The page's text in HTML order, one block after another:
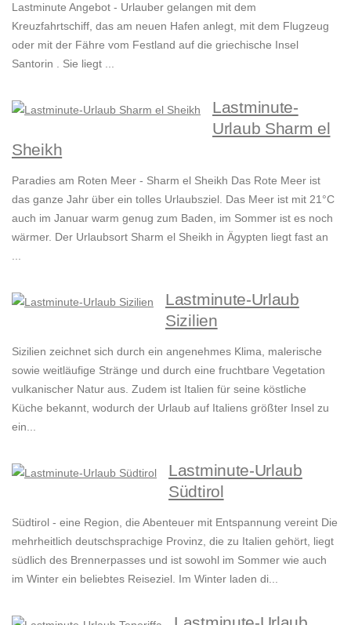
Lastminute Angebot - Urlauber gelangen mit dem
Kreuzfahrtschiff, das am neuen Hafen anlegt, mit dem Flugzeug
oder mit der Fähre vom Festland auf die griechische Insel
Santorin . Sie liegt ...
Lastminute-
Urlaub Sharm el
Sheikh
Paradies am Roten Meer - Sharm el Sheikh Das Rote Meer ist
das ganze Jahr über ein tolles Urlaubsziel. Das Meer ist mit 21°C
auch im Januar warm genug zum Baden, im Sommer ist es noch
wärmer. Der Urlaubsort Sharm el Sheikh in Ägypten liegt fast an
Lastminute-Urlaub
Sizilien
Sizilien zeichnet sich durch ein angenehmes Klima, malerische
sowie weitläufige Stränge und durch eine fruchtbare Vegetation
vulkanischer Natur aus. Zudem ist Italien für seine köstliche
Küche bekannt, wodurch der Urlaub auf Italiens größter Insel zu
ein...
Lastminute-Urlaub
Südtirol
Südtirol - eine Region, die Abenteuer mit Entspannung vereint Die
mehrheitlich deutschsprachige Provinz, die zu Italien gehört, liegt
südlich des Brennerpasses und ist sowohl im Sommer wie auch
im Winter ein beliebtes Reiseziel. Im Winter laden di...